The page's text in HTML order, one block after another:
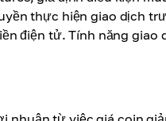
thực hiện giao dịch
điện tử. Tính năng giao